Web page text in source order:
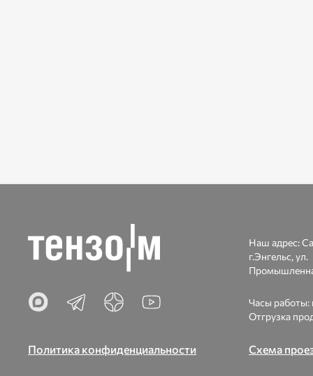
Политика конфиденциальности
Наш адрес:
г.Энгельс, ул.
Часы работы:
Отгрузка
Схема